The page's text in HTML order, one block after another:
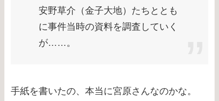
安野草介（金子大地）たちととも
に事件当時の資料を調査していく
が……。
手紙を書いたの、本当に宮原さんなのかな。